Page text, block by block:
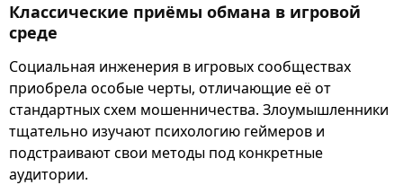
Классические приёмы обмана в игровой
среде
Социальная инженерия в игровых сообществах
приобрела особые черты, отличающие её от
стандартных схем мошенничества. Злоумышленники
тщательно изучают психологию геймеров и
подстраивают свои методы под конкретные
аудитории.